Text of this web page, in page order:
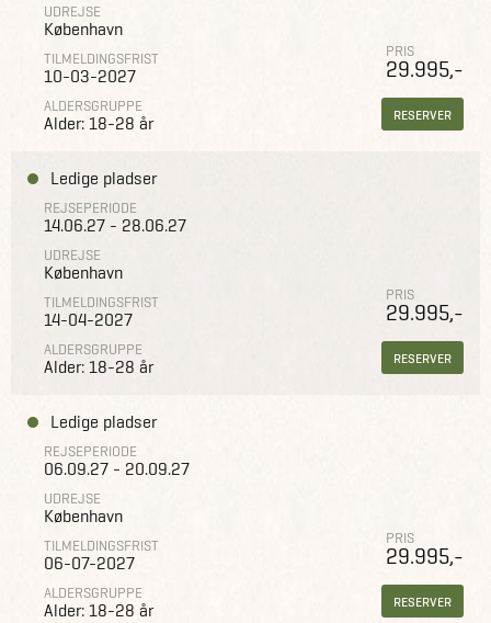
UDREJSE
København
TILMELDINGSFRIST
10-03-2027
ALDERSGRUPPE
Alder: 18-28 år
PRIS
29.995,-
RESERVER
Ledige pladser
REJSEPERIODE
14.06.27 - 28.06.27
UDREJSE
København
TILMELDINGSFRIST
14-04-2027
ALDERSGRUPPE
Alder: 18-28 år
PRIS
29.995,-
RESERVER
Ledige pladser
REJSEPERIODE
06.09.27 - 20.09.27
UDREJSE
København
TILMELDINGSFRIST
06-07-2027
ALDERSGRUPPE
Alder: 18-28 år
PRIS
29.995,-
RESERVER